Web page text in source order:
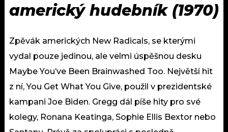
americký hudebník (1970)
Zpěvák amerických New Radicals, se kterými
vydal pouze jedinou, ale velmi úspěšnou desku
Maybe You’ve Been Brainwashed Too. Největší hit
z ní, You Get What You Give, použil v prezidentské
kampani Joe Biden. Gregg dál píše hity pro své
kolegy, Ronana Keatinga, Sophie Ellis Bextor nebo